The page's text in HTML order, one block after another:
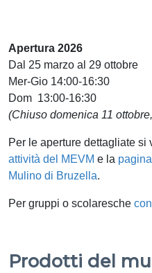
Apertura 2026
Dal 25 marzo al 29 ottobre
Mer-Gio 14:00-16:30
Dom 13:00-16:30
(Chiuso domenica 11
Per le aperture dettagliate si
attività del MEVM e la
Mulino di Bruzella.
Per gruppi o scolaresche
Prodotti del